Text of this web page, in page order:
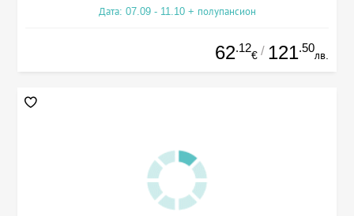
Дата: 07.09 - 11.10 + полупансион
62.12
€ / 121.50
лв.